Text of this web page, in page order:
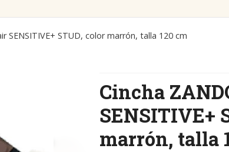
SENSITIVE+ STUD, color marrón, talla 120 cm
Cincha
SENSITIVE+
marrón, talla